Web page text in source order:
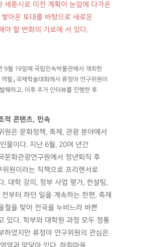
세종시로 이전 계획이 눈앞에 다가온
아온 토대를 바탕으로 새로운
야 할 변화의 기로에 서 있다.
9월 19일에 국립민속박물관에서 개최한
역할」 국제학술대회에서 류정아 연구위원이
췌하고, 이후 추가 인터뷰를 진행한 후
적 콘텐츠, 민속
원은 문화정책, 축제, 관광 분야에서
물이다. 지난 6월, 20여 년간
문화관광연구원에서 정년퇴직 후
위원이라는 직책으로 프리랜서로
. 대학 강의, 정부 사업 평가, 컨설팅,
부터 하던 일을 계속하는 한편, 축제
철을 맞아 전국을 누비느라 바쁜
있다. 학부와 대학원 과정 모두 정통
하였지만 류정아 연구위원의 관심은
역과 맞닿아 있다. 하회마을